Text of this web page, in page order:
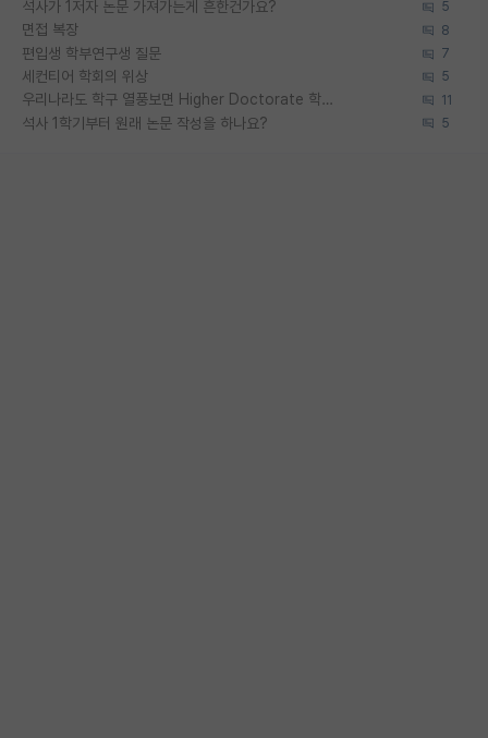
석사가 1저자 논문 가져가는게 흔한건가요? 5
면접 복장 8
편입생 학부연구생 질문 7
세컨티어 학회의 위상 5
우리나라도 학구 열풍보면 Higher Doctorate 학위가 필요하다고 봅니다. 11
석사 1학기부터 원래 논문 작성을 하나요? 5